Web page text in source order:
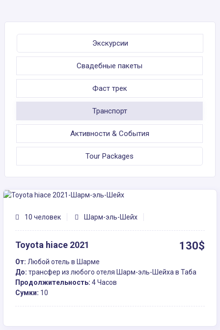
Экскурсии
Свадебные пакеты
Фаст трек
Транспорт
Активности & События
Tour Packages
10 человек Шарм-эль-Шейх
Toyota hiace 2021 130$
От: Любой отель в Шарме
До: трансфер из любого отеля Шарм-эль-Шейха в Таба
Продолжительность: 4 Часов
Сумки: 10